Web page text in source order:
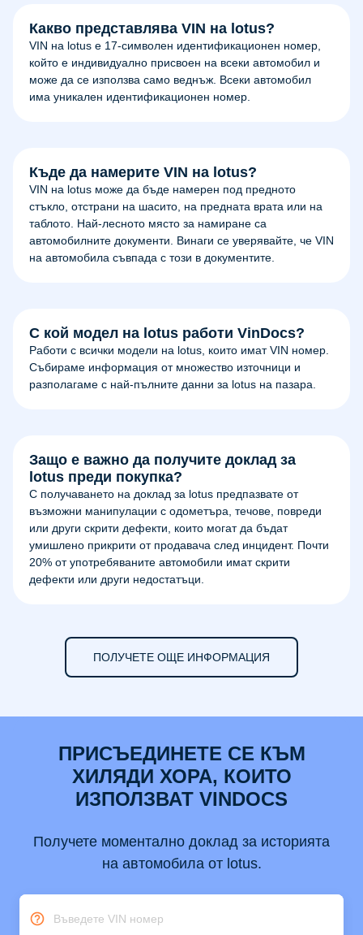
Какво представлява VIN на lotus?
VIN на lotus е 17-символен идентификационен номер,
който е индивидуално присвоен на всеки автомобил и
може да се използва само веднъж. Всеки автомобил
има уникален идентификационен номер.
Къде да намерите VIN на lotus?
VIN на lotus може да бъде намерен под предното
стъкло, отстрани на шасито, на предната врата или на
таблото. Най-лесното място за намиране са
автомобилните документи. Винаги се уверявайте, че VIN
на автомобила съвпада с този в документите.
С кой модел на lotus работи VinDocs?
Работи с всички модели на lotus, които имат VIN номер.
Събираме информация от множество източници и
разполагаме с най-пълните данни за lotus на пазара.
Защо е важно да получите доклад за
lotus преди покупка?
С получаването на доклад за lotus предпазвате от
възможни манипулации с одометъра, течове, повреди
или други скрити дефекти, които могат да бъдат
умишлено прикрити от продавача след инцидент. Почти
20% от употребяваните автомобили имат скрити
дефекти или други недостатъци.
ПОЛУЧЕТЕ ОЩЕ ИНФОРМАЦИЯ
ПРИСЪЕДИНЕТЕ СЕ КЪМ
ХИЛЯДИ ХОРА, КОИТО
ИЗПОЛЗВАТ VINDOCS
Получете моментално доклад за историята
на автомобила от lotus.
Въведете VIN номер